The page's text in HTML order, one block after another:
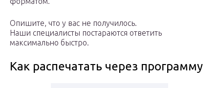
Опишите, что у вас не получилось.
Наши специалисты постараются ответить
максимально быстро.
Как распечатать через программу